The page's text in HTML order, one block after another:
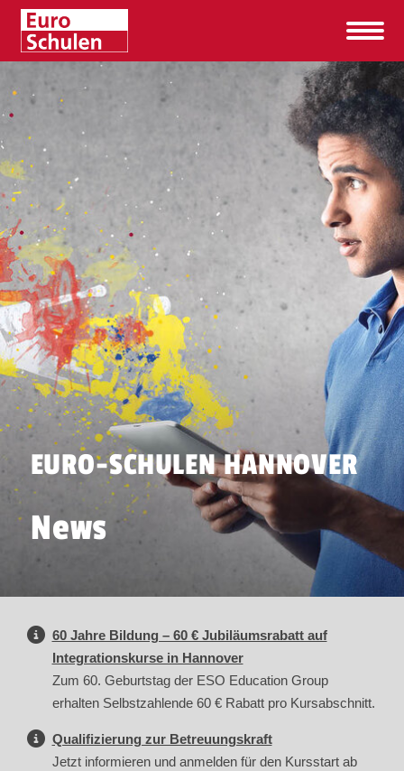
EURO-SCHULEN HANNOVER
News
60 Jahre Bildung – 60 € Jubiläumsrabatt auf
Integrationskurse in Hannover
Zum 60. Geburtstag der ESO Education Group
erhalten Selbstzahlende 60 € Rabatt pro Kursabschnitt.
Qualifizierung zur Betreuungskraft
Jetzt informieren und anmelden für den Kursstart ab